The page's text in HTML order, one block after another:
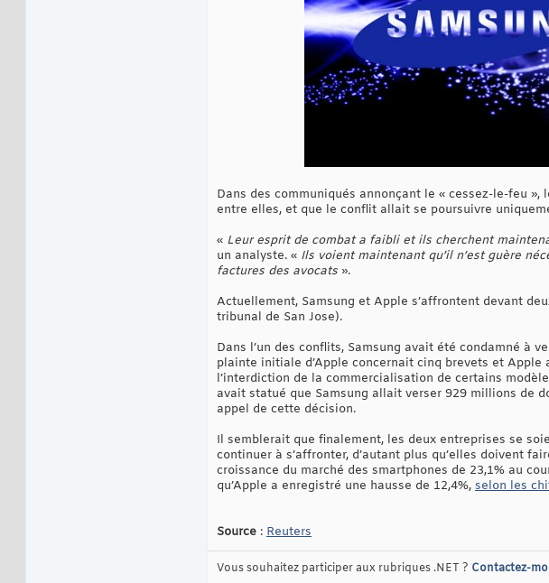
Dans des communiqués annonçant le « cessez-le-feu »,
entre elles, et que le conflit allait se poursuivre
« Leur esprit de combat a faibli et ils cherchent
un analyste. « Ils voient maintenant qu’il n’est guère
factures des avocats ».
Actuellement, Samsung et Apple s’affrontent devant
tribunal de San Jose).
Dans l’un des conflits, Samsung avait été condamné à
plainte initiale d’Apple concernait cinq brevets et
l’interdiction de la commercialisation de certains
avait statué que Samsung allait verser 929 millions de
appel de cette décision.
Il semblerait que finalement, les deux entreprises se
continuer à s’affronter, d’autant plus qu’elles doivent
croissance du marché des smartphones de 23,1% au
qu’Apple a enregistré une hausse de 12,4%, selon les
Source : Reuters
Vous souhaitez participer aux rubriques .NET ? Contactez-